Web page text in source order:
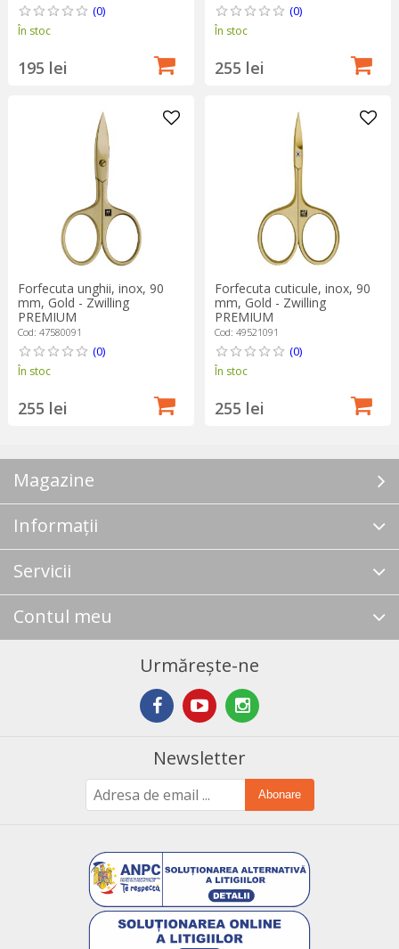
(0)
În stoc
195 lei
(0)
În stoc
255 lei
Forfecuta unghii, inox, 90
mm, Gold - Zwilling
PREMIUM
Cod: 47580091
(0)
În stoc
255 lei
Forfecuta cuticule, inox, 90
mm, Gold - Zwilling
PREMIUM
Cod: 49521091
(0)
În stoc
255 lei
Magazine
Informații
Servicii
Contul meu
Urmărește-ne
Newsletter
Abonare